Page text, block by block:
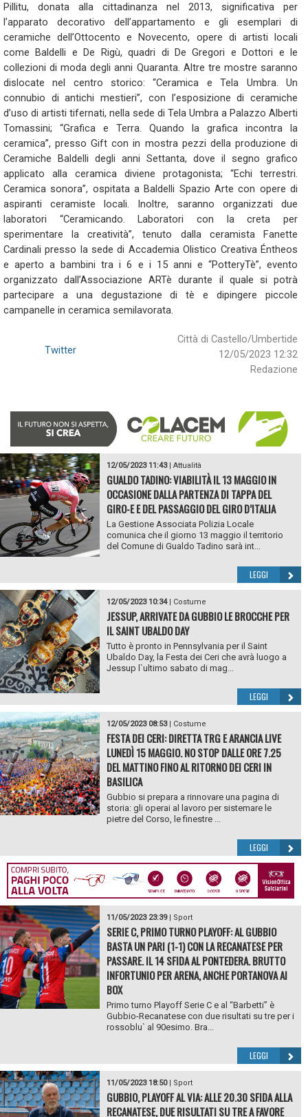
Pillitu, donata alla cittadinanza nel 2013, significativa per
l’apparato decorativo dell’appartamento e gli esemplari di
ceramiche dell’Ottocento e Novecento, opere di artisti locali
come Baldelli e De Rigù, quadri di De Gregori e Dottori e le
collezioni di moda degli anni Quaranta. Altre tre mostre saranno
dislocate nel centro storico: “Ceramica e Tela Umbra. Un
connubio di antichi mestieri”, con l’esposizione di ceramiche
d’uso di artisti tifernati, nella sede di Tela Umbra a Palazzo Alberti
Tomassini; “Grafica e Terra. Quando la grafica incontra la
ceramica”, presso Gift con in mostra pezzi della produzione di
Ceramiche Baldelli degli anni Settanta, dove il segno grafico
applicato alla ceramica diviene protagonista; “Echi terrestri.
Ceramica sonora”, ospitata a Baldelli Spazio Arte con opere di
aspiranti ceramiste locali. Inoltre, saranno organizzati due
laboratori “Ceramicando. Laboratori con la creta per
sperimentare la creatività”, tenuto dalla ceramista Fanette
Cardinali presso la sede di Accademia Olistico Creativa Éntheos
e aperto a bambini tra i 6 e i 15 anni e “PotteryTè”, evento
organizzato dall’Associazione ARTè durante il quale si potrà
partecipare a una degustazione di tè e dipingere piccole
campanelle in ceramica semilavorata.
Città di Castello/Umbertide
12/05/2023 12:32
Redazione
Twitter
12/05/2023 11:43| Attualità
GUALDO TADINO: VIABILITÀ IL 13 MAGGIO IN
OCCASIONE DALLA PARTENZA DI TAPPA DEL
GIRO-E E DEL PASSAGGIO DEL GIRO D’ITALIA
La Gestione Associata Polizia Locale
comunica che il giorno 13 maggio il territorio
del Comune di Gualdo Tadino sarà int...
LEGGI
12/05/2023 10:34| Costume
JESSUP, ARRIVATE DA GUBBIO LE BROCCHE PER
IL SAINT UBALDO DAY
Tutto è pronto in Pennsylvania per il Saint
Ubaldo Day, la Festa dei Ceri che avrà luogo a
Jessup l`ultimo sabato di mag...
LEGGI
12/05/2023 08:53| Costume
FESTA DEI CERI: DIRETTA TRG E ARANCIA LIVE
LUNEDÌ 15 MAGGIO. NO STOP DALLE ORE 7.25
DEL MATTINO FINO AL RITORNO DEI CERI IN
BASILICA
Gubbio si prepara a rinnovare una pagina di
storia: gli operai al lavoro per sistemare le
pietre del Corso, le finestre ...
LEGGI
11/05/2023 23:39| Sport
SERIE C, PRIMO TURNO PLAYOFF: AL GUBBIO
BASTA UN PARI (1-1) CON LA RECANATESE PER
PASSARE. IL 14 SFIDA AL PONTEDERA. BRUTTO
INFORTUNIO PER ARENA, ANCHE PORTANOVA AI
BOX
Primo turno Playoff Serie C e al “Barbetti” è
Gubbio-Recanatese con due risultati su tre per i
rossoblu` al 90esimo. Bra...
LEGGI
11/05/2023 18:50| Sport
GUBBIO, PLAYOFF AL VIA: ALLE 20.30 SFIDA ALLA
RECANATESE, DUE RISULTATI SU TRE A FAVORE